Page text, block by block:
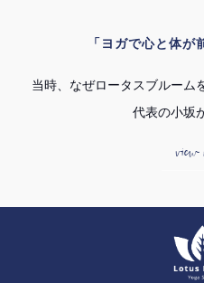
「ヨガで心と体が
当時、なぜロータスブルーム
代表の小坂